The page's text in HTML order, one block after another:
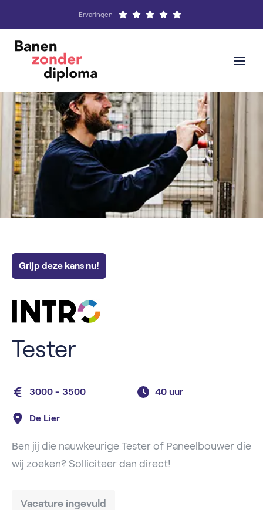
Ervaringen
Grijp deze kans nu!
Tester
3000 - 3500 40 uur
De Lier
Ben jij die nauwkeurige Tester of Paneelbouwer die
wij zoeken? Solliciteer dan direct!
Vacature ingevuld